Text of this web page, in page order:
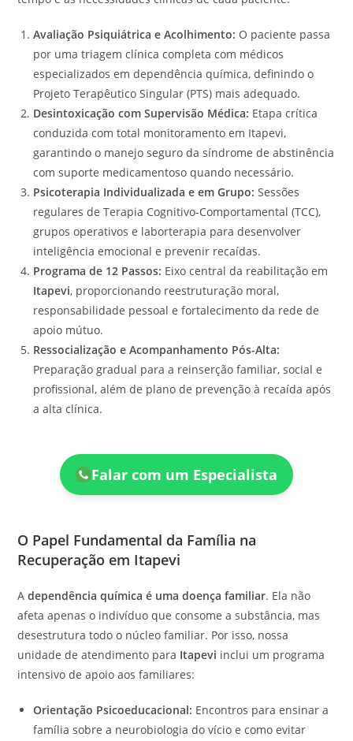
Avaliação Psiquiátrica e Acolhimento: O paciente passa
por uma triagem clínica completa com médicos
especializados em dependência química, definindo o
Projeto Terapêutico Singular (PTS) mais adequado.
Desintoxicação com Supervisão Médica: Etapa crítica
conduzida com total monitoramento em Itapevi,
garantindo o manejo seguro da síndrome de abstinência
com suporte medicamentoso quando necessário.
Psicoterapia Individualizada e em Grupo: Sessões
regulares de Terapia Cognitivo-Comportamental (TCC),
grupos operativos e laborterapia para desenvolver
inteligência emocional e prevenir recaídas.
Programa de 12 Passos: Eixo central da reabilitação em
Itapevi, proporcionando reestruturação moral,
responsabilidade pessoal e fortalecimento da rede de
apoio mútuo.
Ressocialização e Acompanhamento Pós-Alta:
Preparação gradual para a reinserção familiar, social e
profissional, além de plano de prevenção à recaída após
a alta clínica.
Falar com um Especialista
O Papel Fundamental da Família na
Recuperação em Itapevi
Adependência química é uma doença familiar. Ela não
afeta apenas o indivíduo que consome a substância, mas
desestrutura todo o núcleo familiar. Por isso, nossa
unidade de atendimento para Itapevi inclui um programa
intensivo de apoio aos familiares:
Orientação Psicoeducacional: Encontros para ensinar a
família sobre a neurobiologia do vício e como evitar